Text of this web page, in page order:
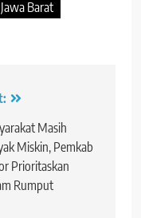
Barat
Masih
Miskin, Pemkab
Prioritaskan
Rumput